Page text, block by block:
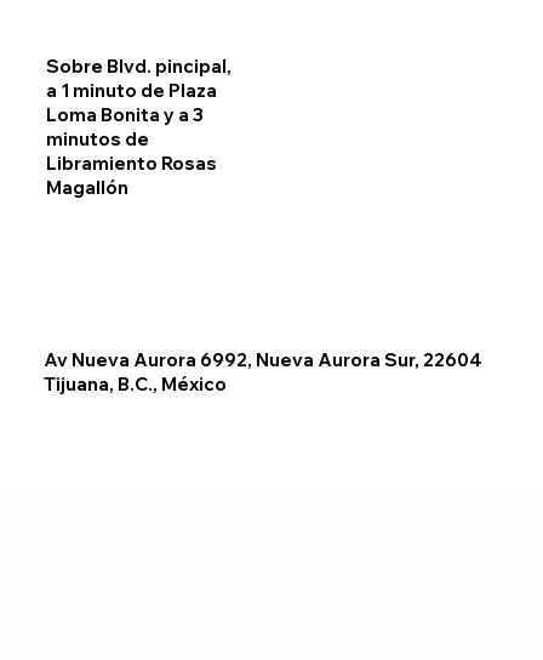
Sobre Blvd. pincipal,
a 1 minuto de Plaza
Loma Bonita y a 3
minutos de
Libramiento Rosas
Magallón
Av Nueva Aurora 6992, Nueva Aurora Sur, 22604
Tijuana, B.C., México